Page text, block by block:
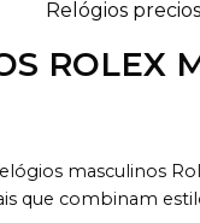
Relógios
ROLEX
masculinos
que combinam